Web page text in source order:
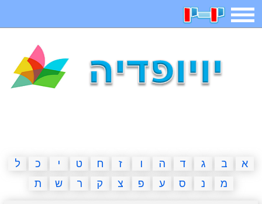
תפריט
איש תלוי מדריכים פוקימון גו מצא הבדלים
א ב ג ד ה ו ז ח ט י כ
ל
מ
נ ס ע פ צ ק ר ש ת